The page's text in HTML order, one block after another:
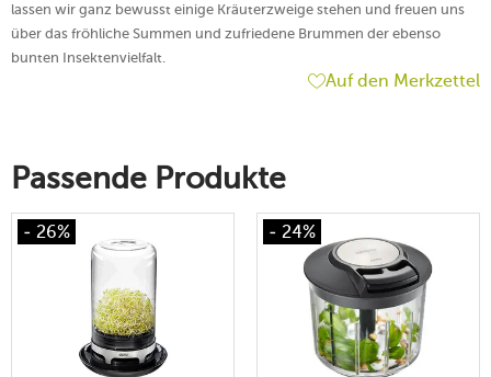
lassen wir ganz bewusst einige Kräuterzweige stehen und freuen uns
über das fröhliche Summen und zufriedene Brummen der ebenso
bunten Insektenvielfalt.
Auf den Merkzettel
Passende Produkte
- 26% - 24%